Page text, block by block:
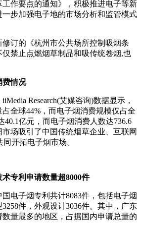
工作要点的通知》，积极推进电子等新
步加强电子地的市场分析和监管模式
订的《杭州市公共场所控制吸烟条
禁止点燃烟草制品和吸传统卷烟,也
情况
Research(艾媒咨询)数据显示，
全球44%，而电子烟消费规模仅占全
40.1亿元，而电子烟消费人数达736.6
场吸引了中国传统烟草企业、互联网
开拓电子烟市场。
专利申请数量超8000件
电子烟专利共计8083件，包括电子烟
件，外观设计3036件。其中，广东
量最多的地区，占据国内申请总量的